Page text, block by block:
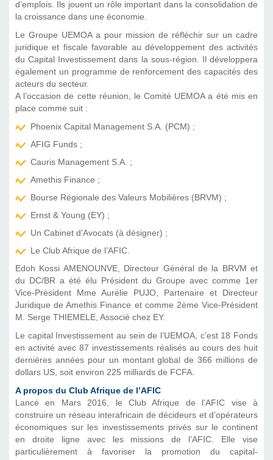
d’emplois. Ils jouent un rôle important dans la consolidation de
la croissance dans une économie.
Le Groupe UEMOA a pour mission de réfléchir sur un cadre
juridique et fiscale favorable au développement des activités
du Capital Investissement dans la sous-région. Il développera
également un programme de renforcement des capacités des
acteurs du secteur.
A l’occasion de cette réunion, le Comité UEMOA a été mis en
place comme suit :
Phoenix Capital Management S.A. (PCM) ;
AFIG Funds ;
Cauris Management S.A. ;
Amethis Finance ;
Bourse Régionale des Valeurs Mobilières (BRVM) ;
Ernst & Young (EY) ;
Un Cabinet d’Avocats (à désigner) ;
Le Club Afrique de l’AFIC.
Edoh Kossi AMENOUNVE, Directeur Général de la BRVM et
du DC/BR a été élu Président du Groupe avec comme 1er
Vice-Président Mme Aurélie PUJO, Partenaire et Directeur
Juridique de Amethis Finance et comme 2ème Vice-Président
M. Serge THIEMELE, Associé chez EY.
Le capital Investissement au sein de l’UEMOA, c’est 18 Fonds
en activité avec 87 investissements réalisés au cours des huit
dernières années pour un montant global de 366 millions de
dollars US, soit environ 225 milliards de FCFA.
A propos du Club Afrique de l’AFIC
Lancé en Mars 2016, le Club Afrique de l’AFIC vise à
construire un réseau interafricain de décideurs et d’opérateurs
économiques sur les investissements privés sur le continent
en droite ligne avec les missions de l’AFIC. Elle vise
particulièrement à favoriser la promotion du capital-